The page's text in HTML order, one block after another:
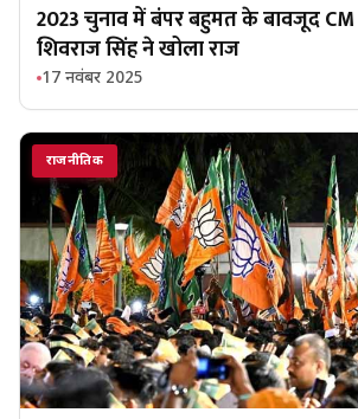
2023 चुनाव में बंपर बहुमत के बावजूद CM
शिवराज सिंह ने खोला राज
17 नवंबर 2025
राजनीतिक